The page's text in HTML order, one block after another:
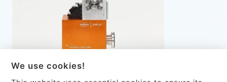
We use cookies!